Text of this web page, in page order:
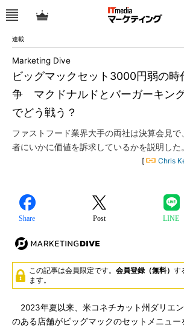
連載
ビッグマックセット3000円弱の時
争 マクドナルドとバーガーキン
でどう戦う？
Marketing Dive
ファストフード業界大手の両社は決算会見
者にいかに価値を訴求しているかを説明した。
[ Chris
Share Post LINE
この記事は会員限定です。 会員登録（無料） す
ます。
2023年夏以来、米コネチカット州ダリエ
のある店舗がビッグマックのセットメニュー